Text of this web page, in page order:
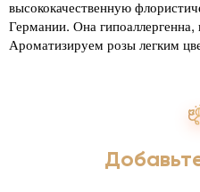
высококачественную
Германии. Она гипоаллергенна,
Ароматизируем розы легким